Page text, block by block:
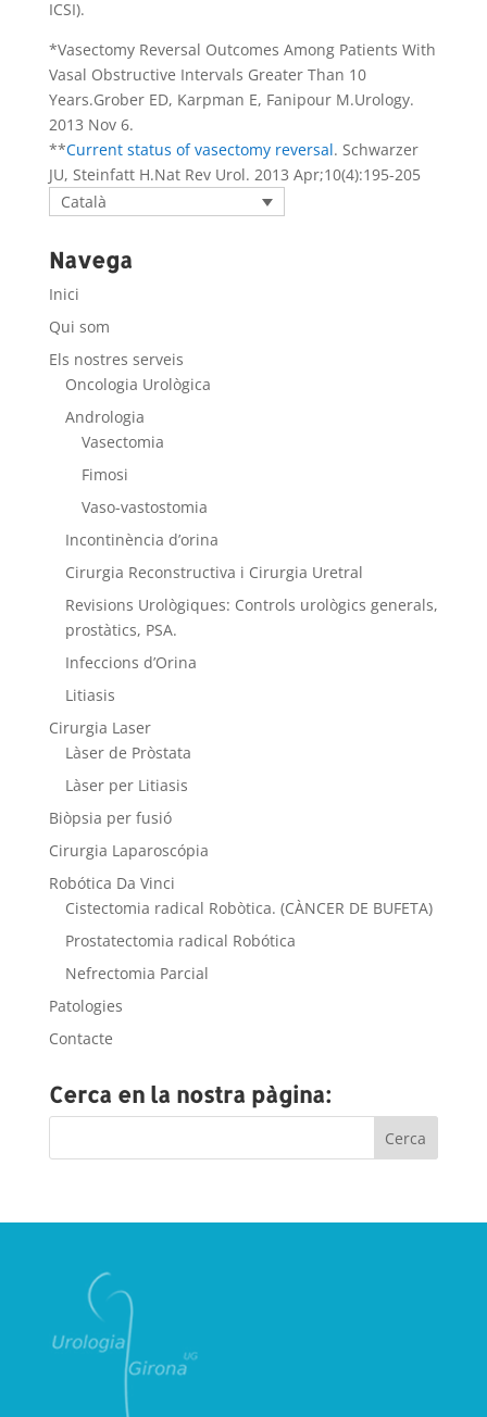
ICSI).
*Vasectomy Reversal Outcomes Among Patients With
Vasal Obstructive Intervals Greater Than 10
Years.Grober ED, Karpman E, Fanipour M.Urology.
2013 Nov 6.
**Current status of vasectomy reversal. Schwarzer
JU, Steinfatt H.Nat Rev Urol. 2013 Apr;10(4):195-205
Català
Navega
Inici
Qui som
Els nostres serveis
Oncologia Urològica
Andrologia
Vasectomia
Fimosi
Vaso-vastostomia
Incontinència d’orina
Cirurgia Reconstructiva i Cirurgia Uretral
Revisions Urològiques: Controls urològics generals,
prostàtics, PSA.
Infeccions d’Orina
Litiasis
Cirurgia Laser
Làser de Pròstata
Làser per Litiasis
Biòpsia per fusió
Cirurgia Laparoscópia
Robótica Da Vinci
Cistectomia radical Robòtica. (CÀNCER DE BUFETA)
Prostatectomia radical Robótica
Nefrectomia Parcial
Patologies
Contacte
Cerca en la nostra pàgina: